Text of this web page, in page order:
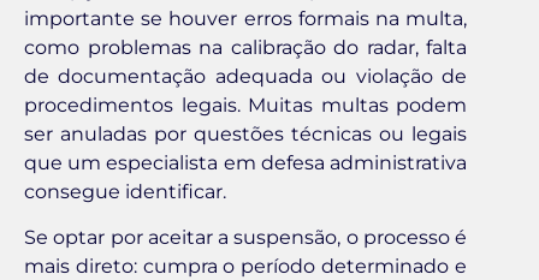
importante se houver erros formais na multa,
como problemas na calibração do radar, falta
de documentação adequada ou violação de
procedimentos legais. Muitas multas podem
ser anuladas por questões técnicas ou legais
que um especialista em defesa administrativa
consegue identificar.
Se optar por aceitar a suspensão, o processo é
mais direto: cumpra o período determinado e